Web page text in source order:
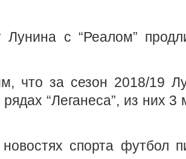
Лунина с “Реалом”
что за сезон 2018/19
“Леганеса”, из них 3
спорта футбол